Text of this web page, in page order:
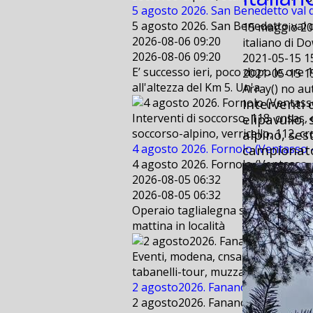
5 agosto 2026. San Benedetto val
5 agosto 2026. San Benedetto val
2026-08-06 09:20
2026-08-06 09:20
E’ successo ieri, poco dopo le
all'altezza del Km 5. Un'a
Interventi di soccorso, 118,
soccorso-alpino, verricello, 112,
4 agosto 2026. Fornolo (Ventasso
4 agosto 2026. Fornolo (Ventasso
2026-08-05 06:32
2026-08-05 06:32
Operaio taglialegna scivola per
mattina in località
Eventi, modena, cnsas, bologna,
tabanelli-tour, muzzarelli,
2 agosto2026. Fanano (MO) .
2 agosto2026. Fanano (MO) .
15 maggio
italiano di
2021-05-15
2021-05-15
Array() no
Interventi
elipavullo,
alpino,